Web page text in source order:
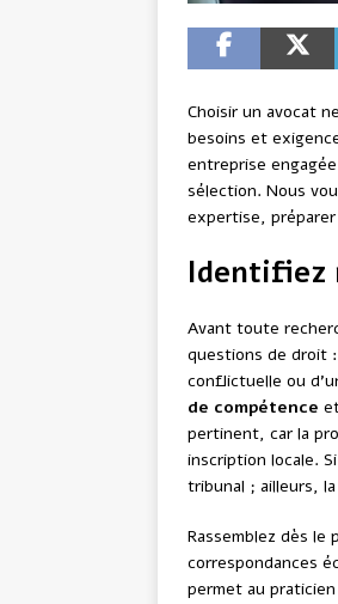
Choisir un avocat
besoins et
entreprise
sélection. Nous
expertise,
Identifiez
Avant toute
questions de droit
conflictuelle ou
de compétence
pertinent, car la
inscription locale.
tribunal ; ailleurs,
Rassemblez dès
correspondances
permet au